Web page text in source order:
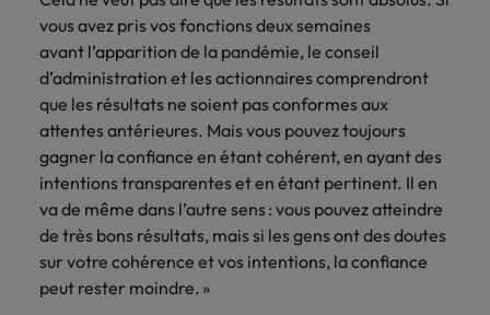
vous avez pris vos fonctions deux semaines
avant l’apparition de la pandémie, le conseil
d’administration et les actionnaires comprendront
que les résultats ne soient pas conformes aux
attentes antérieures. Mais vous pouvez toujours
gagner la confiance en étant cohérent, en ayant des
intentions transparentes et en étant pertinent. Il en
va de même dans l’autre sens : vous pouvez atteindre
de très bons résultats, mais si les gens ont des doutes
sur votre cohérence et vos intentions, la confiance
peut rester moindre. »